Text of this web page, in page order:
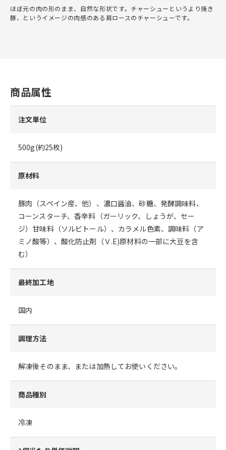
ほぼ元の肉の形のまま、自然な形状です。チャーシューというより焼き
豚、というイメージの肉感のある肩ロースのチャーシューです。
商品属性
注文単位
500g(約25枚)
原材料
豚肉（スペイン産、他）、濃口醤油、砂糖、発酵調味料、
コーンスターチ、香辛料（ガーリック、しょうが、セー
ジ）甘味料（ソルビトール）、カラメル色素、調味料（ア
ミノ酸等）、酸化防止剤（Ｖ.E)原材料の一部に大豆を含
む）
最終加工地
国内
調理方法
解凍後そのまま、または加熱してお使いください。
商品種別
冷凍